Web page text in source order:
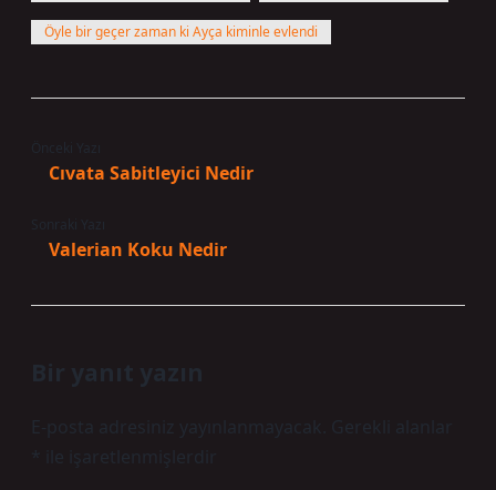
Öyle bir geçer zaman ki Ayça kiminle evlendi
Cıvata Sabitleyici Nedir
Valerian Koku Nedir
Bir yanıt yazın
E-posta adresiniz yayınlanmayacak.
Gerekli alanlar
ile işaretlenmişlerdir